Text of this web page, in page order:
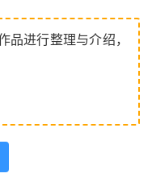
品进行整理与介绍，